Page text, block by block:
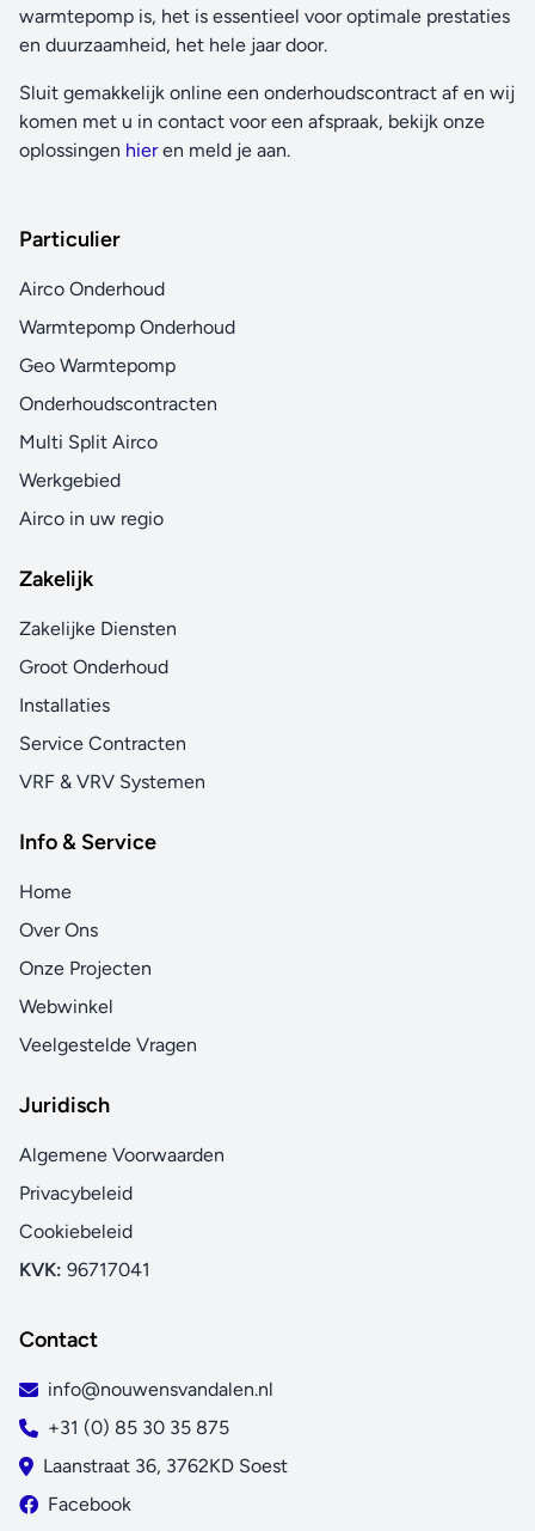
warmtepomp is, het is essentieel voor optimale prestaties
en duurzaamheid, het hele jaar door.
Sluit gemakkelijk online een onderhoudscontract af en wij
komen met u in contact voor een afspraak, bekijk onze
oplossingen hieren meld je aan.
Particulier
Airco Onderhoud
Warmtepomp Onderhoud
Geo Warmtepomp
Onderhoudscontracten
Multi Split Airco
Werkgebied
Airco in uw regio
Zakelijk
Zakelijke Diensten
Groot Onderhoud
Installaties
Service Contracten
VRF & VRV Systemen
Info & Service
Home
Over Ons
Onze Projecten
Webwinkel
Veelgestelde Vragen
Juridisch
Algemene Voorwaarden
Privacybeleid
Cookiebeleid
KVK: 96717041
Contact
info@nouwensvandalen.nl
+31 (0) 85 30 35 875
Laanstraat 36, 3762KD Soest
Facebook